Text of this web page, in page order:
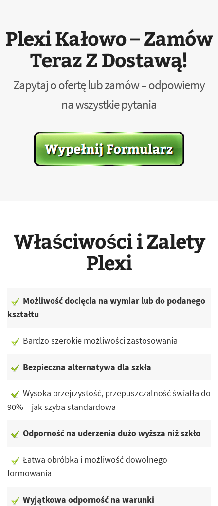
Plexi Kałowo – Zamów
Teraz Z Dostawą!
Zapytaj o ofertę lub zamów – odpowiemy
na wszystkie pytania
Właściwości i Zalety
Plexi
Możliwość docięcia na wymiar lub do podanego
kształtu
Bardzo szerokie możliwości zastosowania
Bezpieczna alternatywa dla szkła
Wysoka przejrzystość, przepuszczalność światła do
90% – jak szyba standardowa
Odporność na uderzenia dużo wyższa niż szkło
Łatwa obróbka i możliwość dowolnego
formowania
Wyjątkowa odporność na warunki